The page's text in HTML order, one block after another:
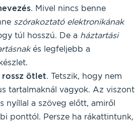
. Mivel nincs benne
szórakoztató elektronikának
túl hosszú. De a háztartási
és legfeljebb a
rossz ötlet. Tetszik, hogy nem
tartalmaknál vagyok. Az viszont
nyíllal a szöveg előtt, amiről
ponttól. Persze ha rákattintunk,